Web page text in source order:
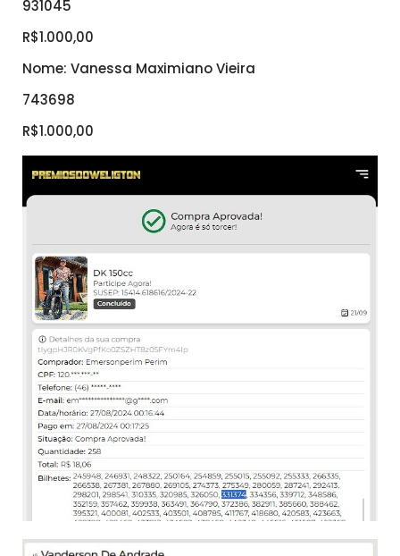
931045
R$1.000,00
Nome: Vanessa Maximiano Vieira
743698
R$1.000,00